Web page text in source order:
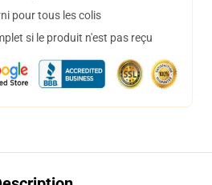
pour tous les colis
si le produit n'est pas reçu